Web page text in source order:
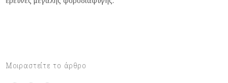
Μοιραστείτε το άρθρο